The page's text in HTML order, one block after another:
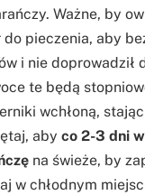
Ważne, by
pieczenia, aby
i nie doprowadził
te będą
wchłoną,
aby co 2-3 dni
na świeże, by
w chłodnym